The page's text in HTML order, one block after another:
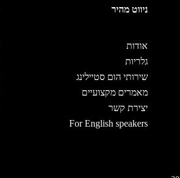
ניווט מהיר
אודות
גלריות
שירותי הום סטיילינג
מאמרים מקצועיים
יצירת קשר
For English speakers